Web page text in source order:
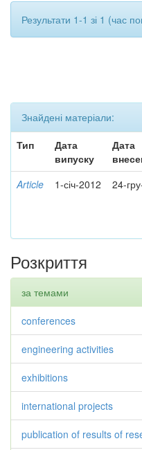
Результати 1-1 зі 1 (час
Знайдені матеріали:
Тип
Дата
випуску
Дата
Article 1-січ-2012 24-
Розкриття
за темами
conferences
engineering activities
exhibitions
international projects
publication of results of